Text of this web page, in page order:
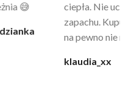
ciepła. Nie uczula, bez
zapachu. Kupuję już 3 raz i
na pewno nie raz kupie